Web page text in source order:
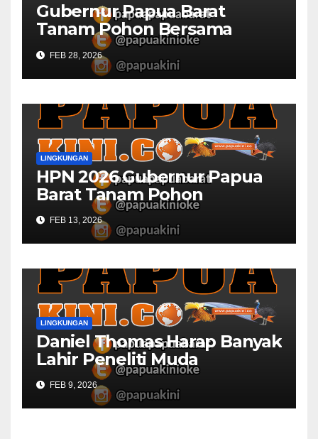
Gubernur Papua Barat
Tanam Pohon Bersama
Civitas Academica
Universitas Muhammadiyah
FEB 28, 2026
LINGKUNGAN
HPN 2026 Gubernur Papua
Barat Tanam Pohon
FEB 13, 2026
LINGKUNGAN
Daniel Thomas Harap Banyak
Lahir Peneliti Muda
FEB 9, 2026